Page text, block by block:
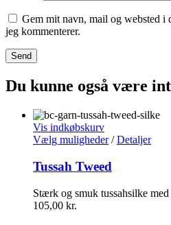
Gem mit navn, mail og websted i
jeg kommenterer.
Du kunne også være
Vis indkøbskurv
Vælg muligheder/ Detaljer
Tussah Tweed
Stærk og smuk tussahsilke
105,00 kr.